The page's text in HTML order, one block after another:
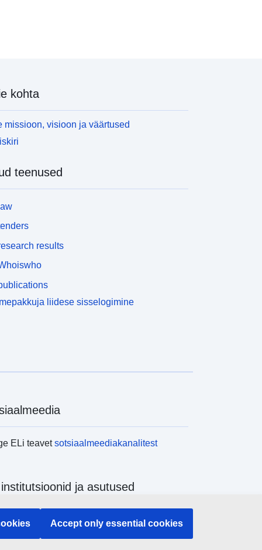
kohta
missioon, visioon ja väärtused
teenused
results
liidese sisselogimine
ELi teavetsotsiaalmeediakanalitest
ja asutused
kõiki ELi institutsioone ja ameteid
Accept only essential cookies